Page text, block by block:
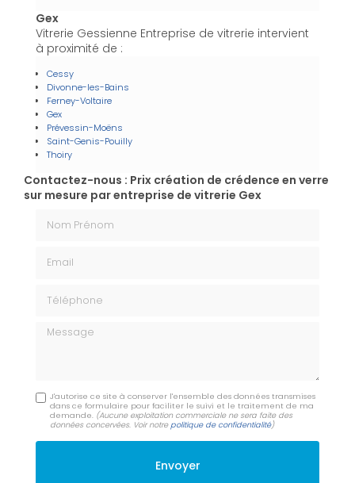
Gex
Vitrerie Gessienne Entreprise de vitrerie intervient
à proximité de :
Cessy
Divonne-les-Bains
Ferney-Voltaire
Gex
Prévessin-Moëns
Saint-Genis-Pouilly
Thoiry
Contactez-nous : Prix création de crédence en verre
sur mesure par entreprise de vitrerie Gex
Message
J'autorise ce site à conserver l'ensemble des données transmises
dans ce formulaire pour faciliter le suivi et le traitement de ma
demande. (Aucune exploitation commerciale ne sera faite des
données concervées. Voir notrepolitique de confidentialité)